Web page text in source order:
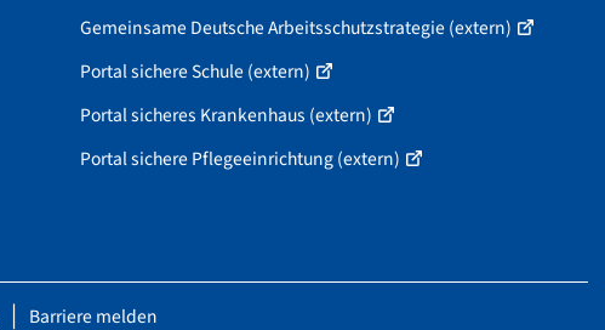
Gemeinsame Deutsche Arbeitsschutzstrategie (extern)
Portal sichere Schule (extern)
Portal sicheres Krankenhaus (extern)
Portal sichere Pflegeeinrichtung (extern)
Barriere melden